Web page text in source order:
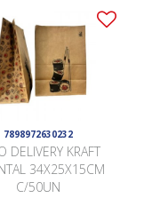
7898972630232
DELIVERY KRAFT
34X25X15CM
C/50UN